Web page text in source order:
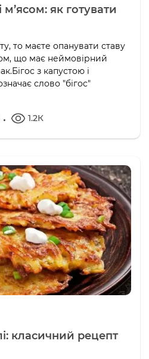
м’ясом: як готувати
то маєте опанувати ставу
що має неймовірний
з капустою і
слово "бігос"
1.2К
класичний рецепт